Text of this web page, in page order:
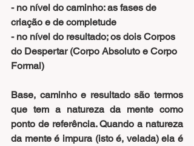
- no nível do caminho: as fases de
criação e de completude
- no nível do resultado; os dois Corpos
do Despertar (Corpo Absoluto e Corpo
Formal)
Base, caminho e resultado são termos
que tem a natureza da mente como
ponto de referência. Quando a natureza
da mente é impura (isto é, velada) ela é